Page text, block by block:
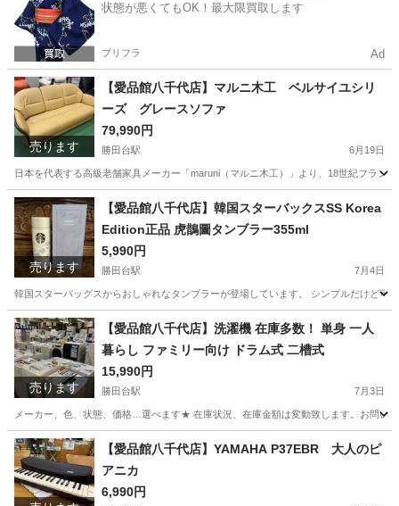
状態が悪くてもOK！最大限買取します
プリフラ Ad
売ります
【愛品館八千代店】マルニ木工 ベルサイユシリ
ーズ グレースソファ
79,990円
勝田台駅 6月19日
日本を代表する高級老舗家具メーカー「maruni（マルニ木工）」より、18世紀フラン
千葉 八千代市 勝田台駅 ソファ 商品
売ります
【愛品館八千代店】韓国スターバックスSS Korea
Edition正品 虎鵲圖タンブラー355ml
5,990円
勝田台駅 7月4日
韓国スターバッグスからおしゃれなタンブラーが登場しています。 シンプルだけど
千葉 八千代市 勝田台駅 食器 商品
売ります
【愛品館八千代店】洗濯機 在庫多数！ 単身 一人
暮らし ファミリー向け ドラム式 二槽式
15,990円
勝田台駅 7月3日
メーカー、色、状態、価格…選べます★ 在庫状況、在庫金額は変動致します。お問い
千葉 八千代市 勝田台駅 生活家電
【愛品館八千代店】YAMAHA P37EBR 大人のピ
アニカ
6,990円